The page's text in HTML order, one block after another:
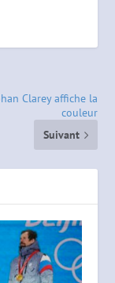
Clarey affiche la
couleur
Suivant